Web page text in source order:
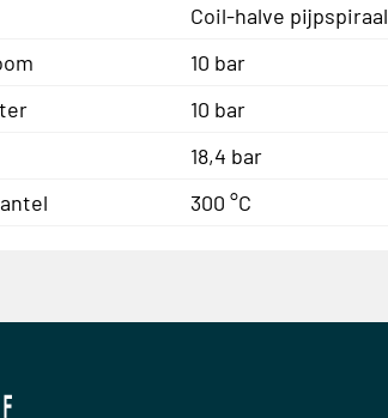
Coil-halve pijpspiraal
10 bar
10 bar
18,4 bar
300 °C